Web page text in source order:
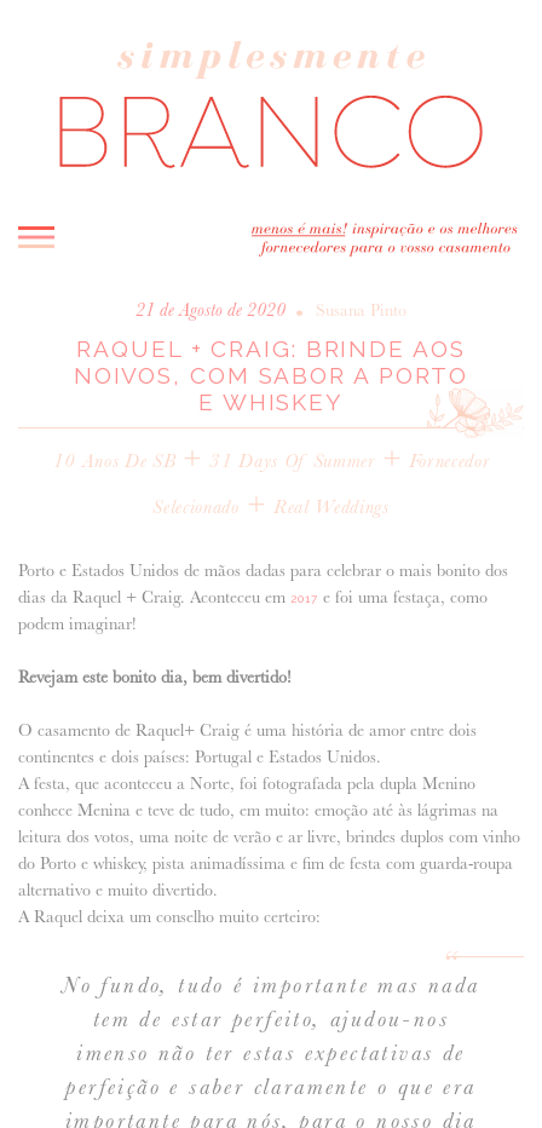
INICIO
BLOG
MELHOR INSPIRAÇÃO
REAL WEDDINGS & EDITORIAIS
ANUNCIE CONNOSCO
21 de Agosto de 2020 • Susana Pinto
RAQUEL + CRAIG: BRINDE AOS
NOIVOS, COM SABOR A PORTO
E WHISKEY
10 Anos De SB +31 Days Of Summer + Fornecedor
Selecionado + Real Weddings
Porto e Estados Unidos de mãos dadas para celebrar o mais bonito dos
dias da Raquel + Craig. Aconteceu em 2017 e foi uma festaça, como
podem imaginar!
Revejam este bonito dia, bem divertido!
O casamento de Raquel+ Craig é uma história de amor entre dois
continentes e dois países: Portugal e Estados Unidos.
A festa, que aconteceu a Norte, foi fotografada pela dupla Menino
conhece Menina e teve de tudo, em muito: emoção até às lágrimas na
leitura dos votos, uma noite de verão e ar livre, brindes duplos com vinho
do Porto e whiskey, pista animadíssima e fim de festa com guarda-roupa
alternativo e muito divertido.
A Raquel deixa um conselho muito certeiro:
No fundo, tudo é importante mas nada
tem de estar perfeito, ajudou-nos
imenso não ter estas expectativas de
perfeição e saber claramente o que era
importante para nós, para o nosso dia